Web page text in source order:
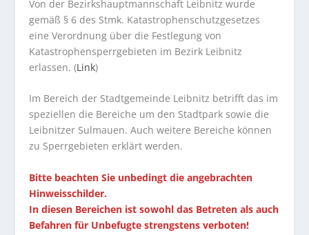
Von der Bezirkshauptmannschaft Leibnitz wurde
gemäß § 6 des Stmk. Katastrophenschutzgesetzes
eine Verordnung über die Festlegung von
Katastrophensperrgebieten im Bezirk Leibnitz
erlassen. (Link)
Im Bereich der Stadtgemeinde Leibnitz betrifft das im
speziellen die Bereiche um den Stadtpark sowie die
Leibnitzer Sulmauen. Auch weitere Bereiche können
zu Sperrgebieten erklärt werden.
Bitte beachten Sie unbedingt die angebrachten
Hinweisschilder.
In diesen Bereichen ist sowohl das Betreten als auch
Befahren für Unbefugte strengstens verboten!